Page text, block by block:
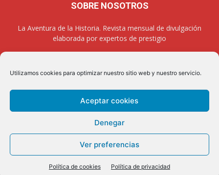
Utilizamos cookies para optimizar nuestro sitio web y nuestro servicio.
Aceptar cookies
Denegar
Ver preferencias
Política de cookies Política de privacidad
SOBRE NOSOTROS
La Aventura de la Historia. Revista mensual de divulgación
elaborada por expertos de prestigio
SÍGUENOS
Política de privacidad Contacto
2026 © La Aventura de la Historia. All rights reserved.